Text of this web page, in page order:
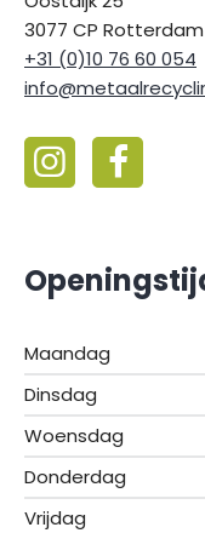
3077 CP Rotterdam
+31 (0)10 76 60 054
Maandag
Dinsdag
Woensdag
Donderdag
Vrijdag